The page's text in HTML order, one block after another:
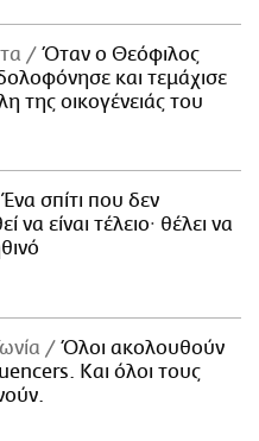
Όταν ο Θεόφιλος
και τεμάχισε
της οικογένειάς του
Ένα σπίτι που δεν
να είναι τέλειο· θέλει να
Όλοι ακολουθούν
Και όλοι τους